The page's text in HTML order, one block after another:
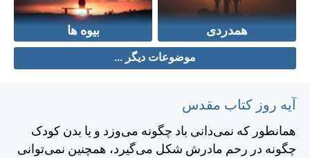
همدردی بیوه ها
موضوعات دیگر ...
آیه روز کتاب مقدس
همانطور كه نمی‌دانی باد چگونه می‌وزد و يا بدن كودک
چگونه در رحم مادرش شكل می‌گيرد، همچنين نمی‌توانی